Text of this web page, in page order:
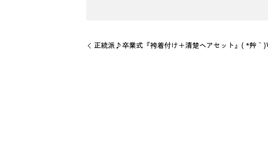
正統派♪卒業式『袴着付け＋清楚ヘアセット』( *´艸｀